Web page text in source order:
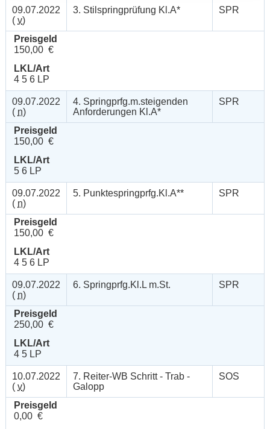
09.07.2022
( v)
3. Stilspringprüfung Kl.A* SPR
Preisgeld
150,00 €
LKL/Art
4 5 6 LP
09.07.2022
( n)
4. Springprfg.m.steigenden
Anforderungen Kl.A*
SPR
Preisgeld
150,00 €
LKL/Art
5 6 LP
09.07.2022
( n)
5. Punktespringprfg.Kl.A** SPR
Preisgeld
150,00 €
LKL/Art
4 5 6 LP
09.07.2022
( n)
6. Springprfg.Kl.L m.St. SPR
Preisgeld
250,00 €
LKL/Art
4 5 LP
10.07.2022
( v)
7. Reiter-WB Schritt - Trab -
Galopp
SOS
Preisgeld
0,00 €